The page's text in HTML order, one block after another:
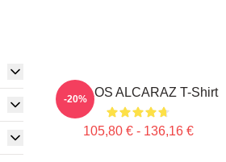
CARLOS ALCARAZ T-Shirt
105,80 € - 136,16 €
-20%